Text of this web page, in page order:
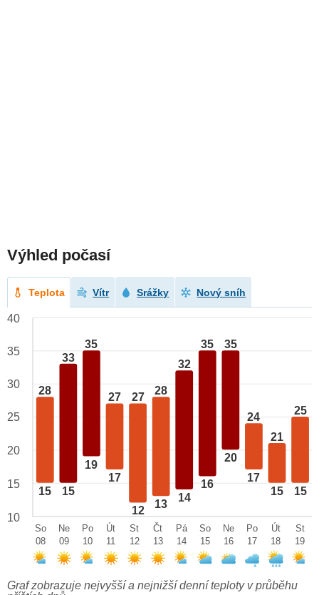
Výhled počasí
Teplota Vítr Srážky Nový sníh
28
15
33
15
35
19
27
17
27
12
28
13
32
14
35
16
35
20
24
17
21
15
25
15
40
35
30
25
20
15
10
So
08
Ne
09
Po
10
Út
11
St
12
Čt
13
Pá
14
So
15
Ne
16
Po
17
Út
18
St
19
Graf zobrazuje nejvyšší a nejnižší denní teploty v průběhu